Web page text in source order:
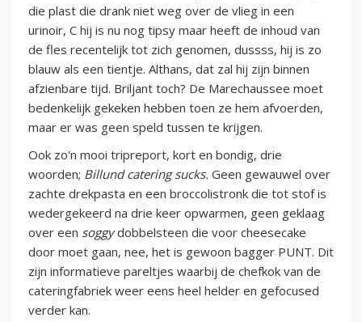
die plast die drank niet weg over de vlieg in een
urinoir, C hij is nu nog tipsy maar heeft de inhoud van
de fles recentelijk tot zich genomen, dussss, hij is zo
blauw als een tientje. Althans, dat zal hij zijn binnen
afzienbare tijd. Briljant toch? De Marechaussee moet
bedenkelijk gekeken hebben toen ze hem afvoerden,
maar er was geen speld tussen te krijgen.
Ook zo'n mooi tripreport, kort en bondig, drie
woorden; Billund catering sucks. Geen gewauwel over
zachte drekpasta en een broccolistronk die tot stof is
wedergekeerd na drie keer opwarmen, geen geklaag
over een soggydobbelsteen die voor cheesecake
door moet gaan, nee, het is gewoon bagger PUNT. Dit
zijn informatieve pareltjes waarbij de chefkok van de
cateringfabriek weer eens heel helder en gefocused
verder kan.